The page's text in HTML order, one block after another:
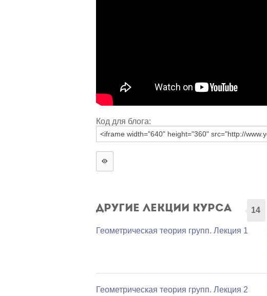
Код для блога:
Другие лекции курса 14
Геометрическая теория групп. Лекция 1
Геометрическая теория групп. Лекция 2